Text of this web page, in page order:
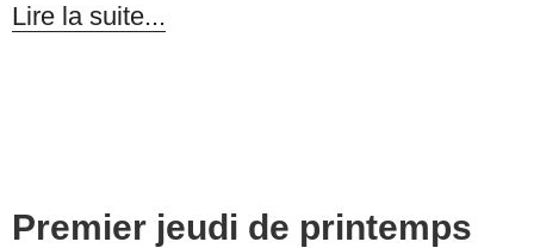
Lire la suite...
Premier jeudi de printemps